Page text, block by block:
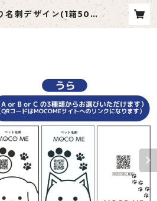
名刺デザイン(1箱50枚
_SN002ad | ペット名